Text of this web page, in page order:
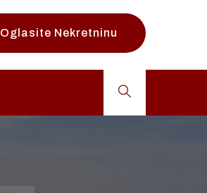
Oglasite Nekretninu